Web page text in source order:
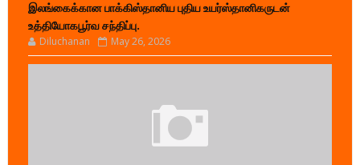
இலங்கைக்கான பாக்கிஸ்தானிய புதிய உயர்ஸ்தானிகருடன்
உத்தியோகபூர்வ சந்திப்பு.
Diluchanan May 26, 2026